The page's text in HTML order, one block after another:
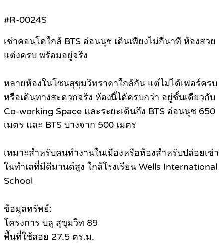
#R-0024S
เช่าคอนโดใกล้ BTS อ่อนนุช เดินเพียงไม่กี่นาที ห้องสวย
แต่งครบ พร้อมอยู่จริง
หลายห้องในโซนสุขุมวิทราคาใกล้กัน แต่ไม่ได้เฟอร์ครบ
หรือเดินทางสะดวกจริง ห้องนี้ได้ครบกว่า อยู่ชั้นเดียวกับ
Co-working Space และระยะเดินถึง BTS อ่อนนุช 650
เมตร และ BTS บางจาก 500 เมตร
เหมาะสำหรับคนทำงานในเมืองหรือห้องสำหรับปล่อยเช่า
ในทำเลที่มีดีมานด์สูง ใกล้โรงเรียน Wells International
School
ข้อมูลทรัพย์:
โครงการ บลู สุขุมวิท 89
พื้นที่ใช้สอย 27.5 ตร.ม.